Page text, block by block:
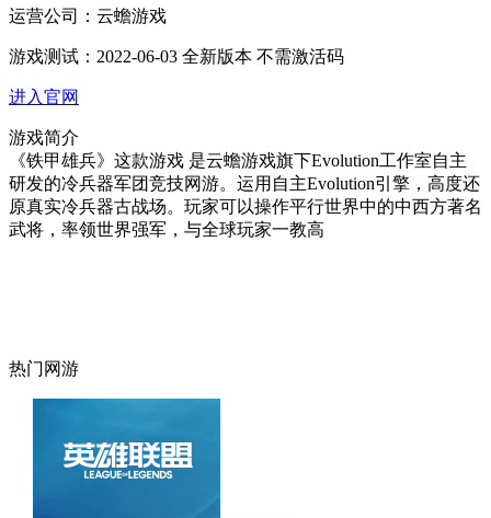
运营公司： 云蟾游戏
游戏测试： 2022-06-03 全新版本 不需激活码
进入官网
游戏简介
《铁甲雄兵》这款游戏 是云蟾游戏旗下Evolution工作室自主
研发的冷兵器军团竞技网游。运用自主Evolution引擎，高度还
原真实冷兵器古战场。玩家可以操作平行世界中的中西方著名
武将，率领世界强军，与全球玩家一教高
热门网游